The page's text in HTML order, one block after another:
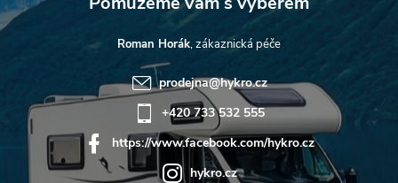
Roman Horák
prodejna@hykro.cz
+420 733 532 555
https://www.facebook.com/hykro.cz
hykro.cz